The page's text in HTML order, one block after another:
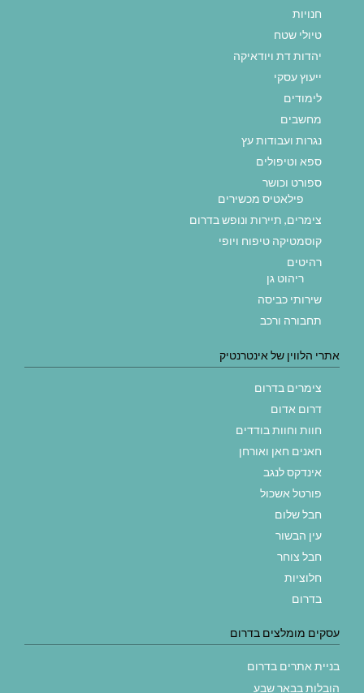
חנויות
טיולי שטח
יהדות דת ויודאיקה
ייעוץ עסקי
לימודים
מחשבים
נגרות ועבודות עץ
ספא וטיפולים
ספורט וכושר
פילאטיס מכשירים
צימרים, תיירות ונופש בדרום
קוסמטיקה טיפוח ויופי
רהיטים
ריהוט גן
שירותי כביסה
תחבורה ורכב
אתרי הלווין של אינטרנטיק
צימרים בדרום
דרום אדום
חוות וחוות בודדים
חאנים חאן ואורחן
אינדקס לנגב
פורטל אשכול
חבל שלום
עין הבשור
חבל צוחר
חלוציות
בדרום
עסקים מומלצים בדרום
בניית אתרים בדרום
הובלות בבאר שבע